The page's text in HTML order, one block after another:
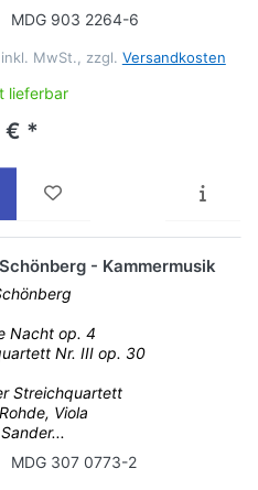
MDG 903 2264-6
MwSt., zzgl. Versandkosten
lieferbar
€ *
- Kammermusik
Nacht op. 4
Nr. III op. 30
Streichquartett
Viola
MDG 307 0773-2